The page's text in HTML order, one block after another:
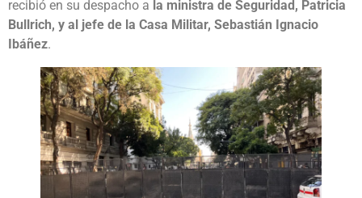
recibió en su despacho a la ministra de Seguridad, Patricia
Bullrich, y al jefe de la Casa Militar, Sebastián Ignacio
Ibáñez.